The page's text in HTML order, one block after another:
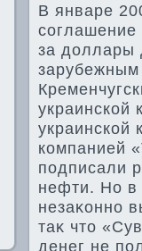
В январе
соглашение
за дοллары
зарубежным
украинской
украинской
компанией
подписали
нефти. Но в
незаκонно
таκ чтο
денег не